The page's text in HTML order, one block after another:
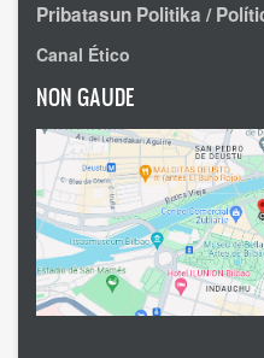
Pribatasun Politika /
Canal Ético
NON GAUDE